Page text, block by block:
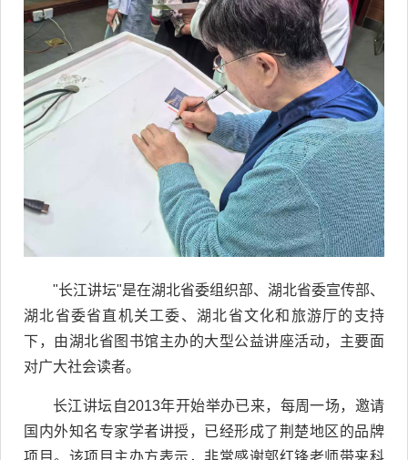
"长江讲坛"是在湖北省委组织部、湖北省委宣传部、
湖北省委省直机关工委、湖北省文化和旅游厅的支持
下，由湖北省图书馆主办的大型公益讲座活动，主要面
对广大社会读者。
长江讲坛自2013年开始举办已来，每周一场，邀请
国内外知名专家学者讲授，已经形成了荆楚地区的品牌
项目。该项目主办方表示，非常感谢郭红锋老师带来科